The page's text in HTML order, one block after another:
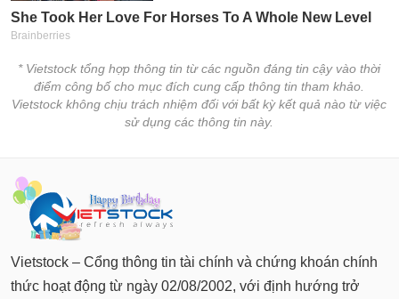
* Vietstock tổng hợp thông tin từ các nguồn đáng tin cậy vào thời
điểm công bố cho mục đích cung cấp thông tin tham khảo.
Vietstock không chịu trách nhiệm đối với bất kỳ kết quả nào từ việc
sử dụng các thông tin này.
Vietstock – Cổng thông tin tài chính và chứng khoán chính
thức hoạt động từ ngày 02/08/2002, với định hướng trở